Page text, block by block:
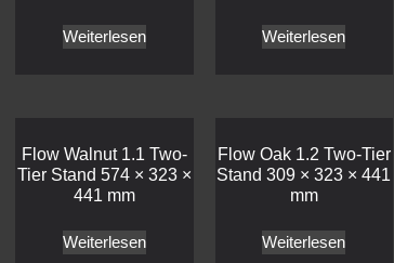
Weiterlesen Weiterlesen
Flow Walnut 1.1 Two-
Tier Stand 574 × 323 ×
441 mm
Weiterlesen
Flow Oak 1.2 Two-Tier
Stand 309 × 323 × 441
mm
Weiterlesen